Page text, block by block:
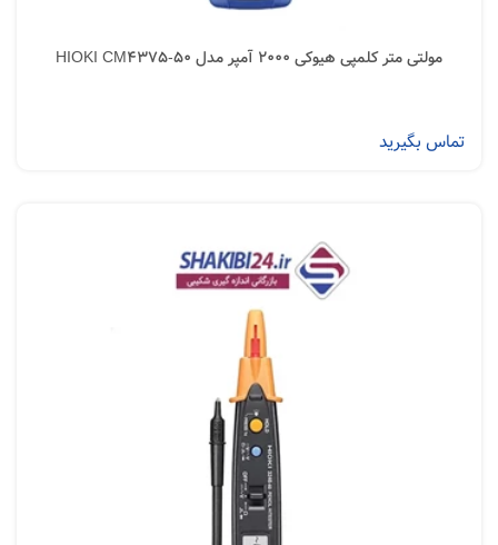
مولتی متر کلمپی هیوکی 2000 آمپر مدل HIOKI CM4375-50
تماس بگیرید